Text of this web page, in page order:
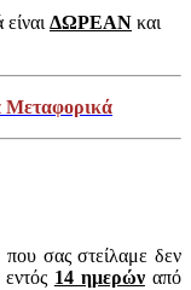
ΔΩΡΕΑΝ και
Μεταφορικά
σας στείλαμε δεν
14 ημερώναπό